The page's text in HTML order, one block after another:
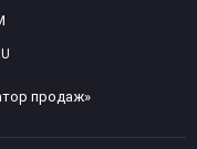
продаж»